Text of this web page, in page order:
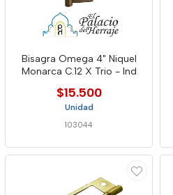
Bisagra Omega 4" Niquel
Monarca C.12 X Trio - Ind
$15.500
Unidad
103044